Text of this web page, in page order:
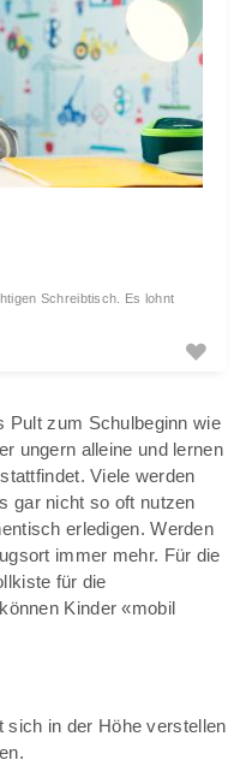
Schreibtisch. Es lohnt
Pult zum Schulbeginn wie
ungern alleine und lernen
Viele werden
gar nicht so oft nutzen
erledigen. Werden
immer mehr. Für die
für die
Kinder «mobil
sich in der Höhe verstellen